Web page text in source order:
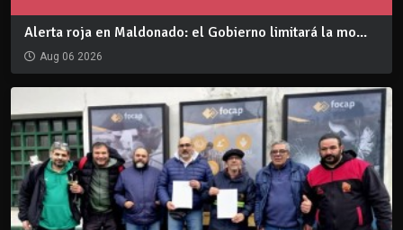
Alerta roja en Maldonado: el Gobierno limitará la mo...
Aug 06 2026